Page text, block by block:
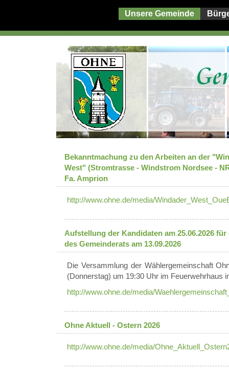
Unsere Gemeinde
Bekanntmachung zu den Arbeiten an der
West" (Stromtrasse - Windstrom Nordsee -
Fa. Amprion
http://www.ohne.de/media/
Aufstellung der Kandidaten am 25.06.2026 für
des Gemeinderats am 13.09.2026
Die Versammlung der Wählergemeinschaft
(Donnerstag) um 19:30 Uhr im Feuerwehrhaus
http://www.ohne.de/media/
Ohne Aktuell - Ostern 2026
http://www.ohne.de/media/